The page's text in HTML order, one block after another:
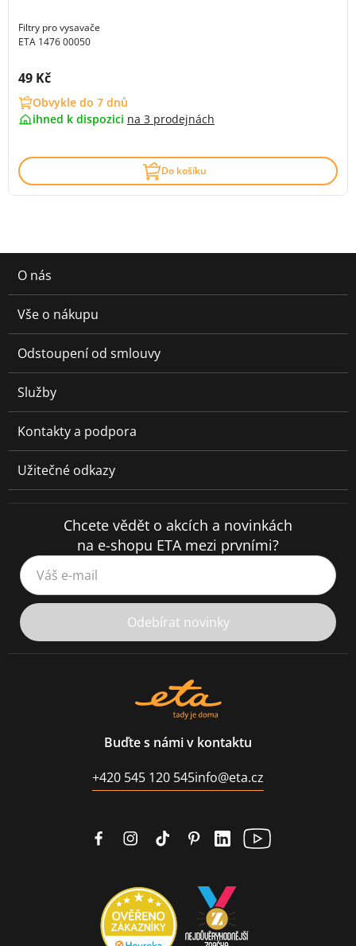
Filtry pro vysavače
ETA 1476 00050
Cena s DPH:
49 Kč
Obvykle do 7 dnů
ihned k dispozici na 3 prodejnách
Do košíku
O nás
Vše o nákupu
Odstoupení od smlouvy
Služby
Kontakty a podpora
Užitečné odkazy
Chcete vědět o akcích a novinkách
na e-shopu ETA mezi prvními?
Váš e-mail
Odebírat novinky
Buďte s námi v kontaktu
+420 545 120 545info@eta.cz